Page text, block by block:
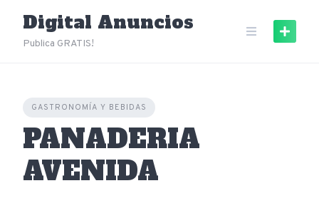
content
Digital Anuncios
Publica GRATIS!
GASTRONOMÍA Y BEBIDAS
PANADERIA
AVENIDA